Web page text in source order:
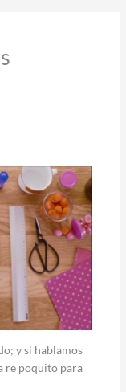
y si hablamos
re poquito para